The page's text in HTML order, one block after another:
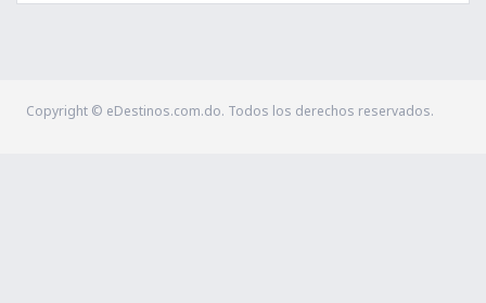
Copyright © eDestinos.com.do. Todos los derechos reservados.